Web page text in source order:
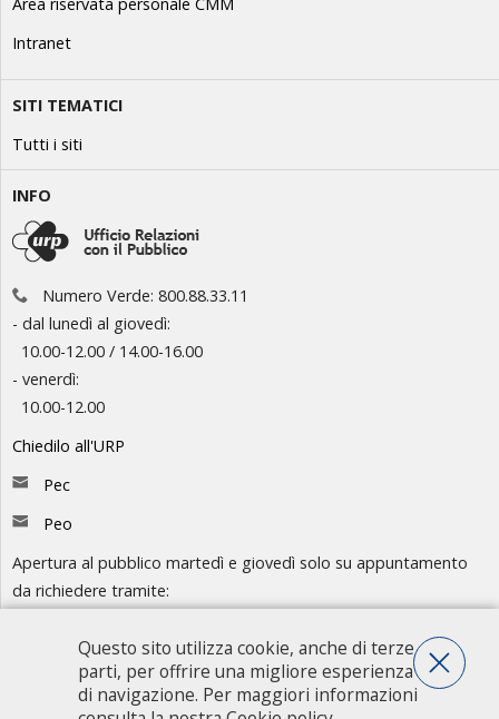
Intranet
SITI TEMATICI
Tutti i siti
INFO
Numero Verde: 800.88.33.11
- dal lunedì al giovedì:
10.00-12.00 / 14.00-16.00
- venerdì:
10.00-12.00
Chiedilo all'URP
Pec
Peo
Apertura al pubblico martedì e giovedì solo su appuntamento
da richiedere tramite:
- Numero Verde: 800.88.33.11
Consulta l'organigramma
Questo sito utilizza cookie, anche di terze
parti, per offrire una migliore esperienza
di navigazione. Per maggiori informazioni